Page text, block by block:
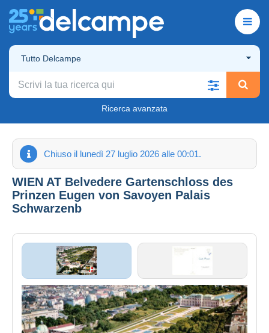
Tutto Delcampe
Ricerca avanzata
Chiuso il lunedì 27 luglio 2026 alle 00:01.
WIEN AT Belvedere Gartenschloss des
Prinzen Eugen von Savoyen Palais
Schwarzenb